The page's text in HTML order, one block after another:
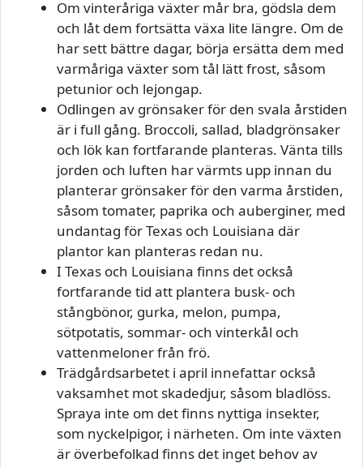
Om vinteråriga växter mår bra, gödsla dem
och låt dem fortsätta växa lite längre. Om de
har sett bättre dagar, börja ersätta dem med
varmåriga växter som tål lätt frost, såsom
petunior och lejongap.
Odlingen av grönsaker för den svala årstiden
är i full gång. Broccoli, sallad, bladgrönsaker
och lök kan fortfarande planteras. Vänta tills
jorden och luften har värmts upp innan du
planterar grönsaker för den varma årstiden,
såsom tomater, paprika och auberginer, med
undantag för Texas och Louisiana där
plantor kan planteras redan nu.
I Texas och Louisiana finns det också
fortfarande tid att plantera busk- och
stångbönor, gurka, melon, pumpa,
sötpotatis, sommar- och vinterkål och
vattenmeloner från frö.
Trädgårdsarbetet i april innefattar också
vaksamhet mot skadedjur, såsom bladlöss.
Spraya inte om det finns nyttiga insekter,
som nyckelpigor, i närheten. Om inte växten
är överbefolkad finns det inget behov av